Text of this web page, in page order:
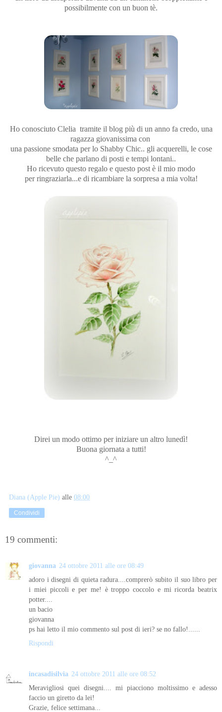
possibilmente con un buon tè.
Ho conosciuto Clelia tramite il blog più di un anno fa credo, una
ragazza giovanissima con
una passione smodata per lo Shabby Chic.. gli acquerelli, le cose
belle che parlano di posti e tempi lontani..
Ho ricevuto questo regalo e questo post è il mio modo
per ringraziarla...e di ricambiare la sorpresa a mia volta!
Direi un modo ottimo per iniziare un altro lunedì!
Buona giornata a tutti!
^_^
Diana (Apple Pie) alle 08:00
Condividi
19 commenti:
giovanna 24 ottobre 2011 alle ore 08:49
adoro i disegni di quieta radura....comprerò subito il suo libro per
i miei piccoli e per me! è troppo coccolo e mi ricorda beatrix
potter....
un bacio
giovanna
ps hai letto il mio commento sul post di ieri? se no fallo!......
Rispondi
incasadisilvia 24 ottobre 2011 alle ore 08:52
Meravigliosi quei disegni.... mi piacciono moltissimo e adesso
faccio un giretto da lei!
Grazie, felice settimana...